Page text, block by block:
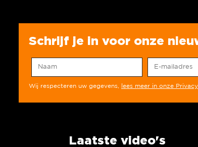
Schrijf je in voor onze
Wij respecteren uw gegevens, lees meer in onze
Laatste video's